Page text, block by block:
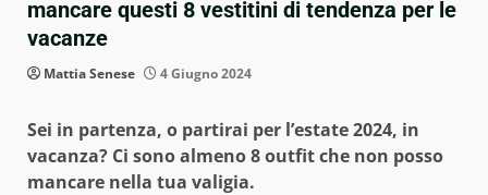
mancare questi 8 vestitini di tendenza per le
vacanze
Mattia Senese 4 Giugno 2024
Sei in partenza, o partirai per l’estate 2024, in
vacanza? Ci sono almeno 8 outfit che non posso
mancare nella tua valigia.